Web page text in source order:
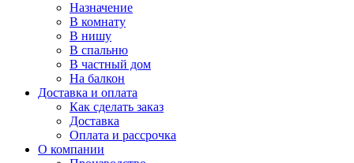
Назначение
В комнату
В нишу
В спальню
В частный дом
На балкон
Доставка и оплата
Как сделать заказ
Доставка
Оплата и рассрочка
О компании